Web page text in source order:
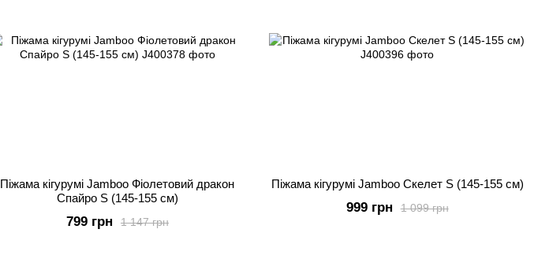
Піжама кігурумі Jamboo Фіолетовий дракон
Спайро S (145-155 см)
1 147 грн
799 грн
Піжама кігурумі Jamboo Скелет S (145-155 см)
1 099 грн
999 грн